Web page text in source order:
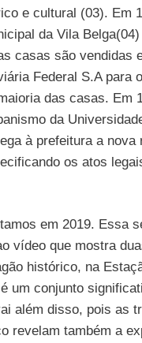
e cultural (03). Em
da Vila
casas são vendidas
Federal S.A para
das casas. Em
da
à prefeitura a nova
os atos
em 2019. Essa
vídeo que mostra
histórico, na
um conjunto
além disso, pois as
revelam também a